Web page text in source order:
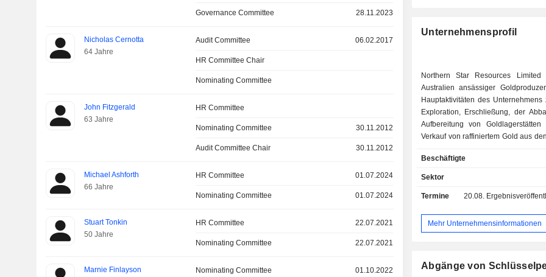
Governance Committee 28.11.2023
Nicholas Cernotta
64 Jahre
Audit Committee 06.02.2017
HR Committee Chair
Nominating Committee
John Fitzgerald
63 Jahre
HR Committee
Nominating Committee 30.11.2012
Audit Committee Chair 30.11.2012
Michael Ashforth
66 Jahre
HR Committee 01.07.2024
Nominating Committee 01.07.2024
Stuart Tonkin
50 Jahre
HR Committee 22.07.2021
Nominating Committee 22.07.2021
Marnie Finlayson
Nominating Committee 01.10.2022
Unternehmensprofil
Northern Star Resources
Australien ansässiger
Hauptaktivitäten des Unternehmens
Exploration, Erschließung, der
Aufbereitung von
Verkauf von raffiniertem Gold aus
aus dem Betrieb in Pogo in
Exploration von
Alaska. Zu seinen
Pogo, Jundee, Thunderbox und
Kalgoorlie Consolidated Gold
Perth in Westaustralien. Die
Beschäftigte
Sektor
Termine 20.08. Ergebnisveröffentlichung -
Mehr Unternehmensinformationen
Abgänge von